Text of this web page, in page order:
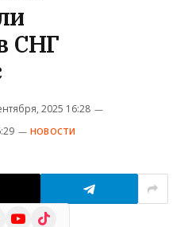
СНГ
2025 16:28
НОВОСТИ
YouTube
TikTok